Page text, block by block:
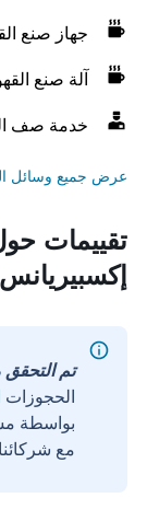
جهاز صنع
آلة صنع
خدمة صف
عرض جميع وسائل
تقييمات
تم التحقق
الحجوزات
مع